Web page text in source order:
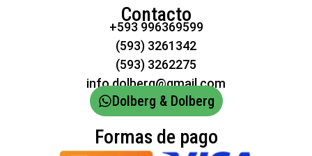
Contacto
+593 996369599
(593) 3261342
(593) 3262275
info.dolberg@gmail.com
Dolberg & Dolberg
Formas de pago